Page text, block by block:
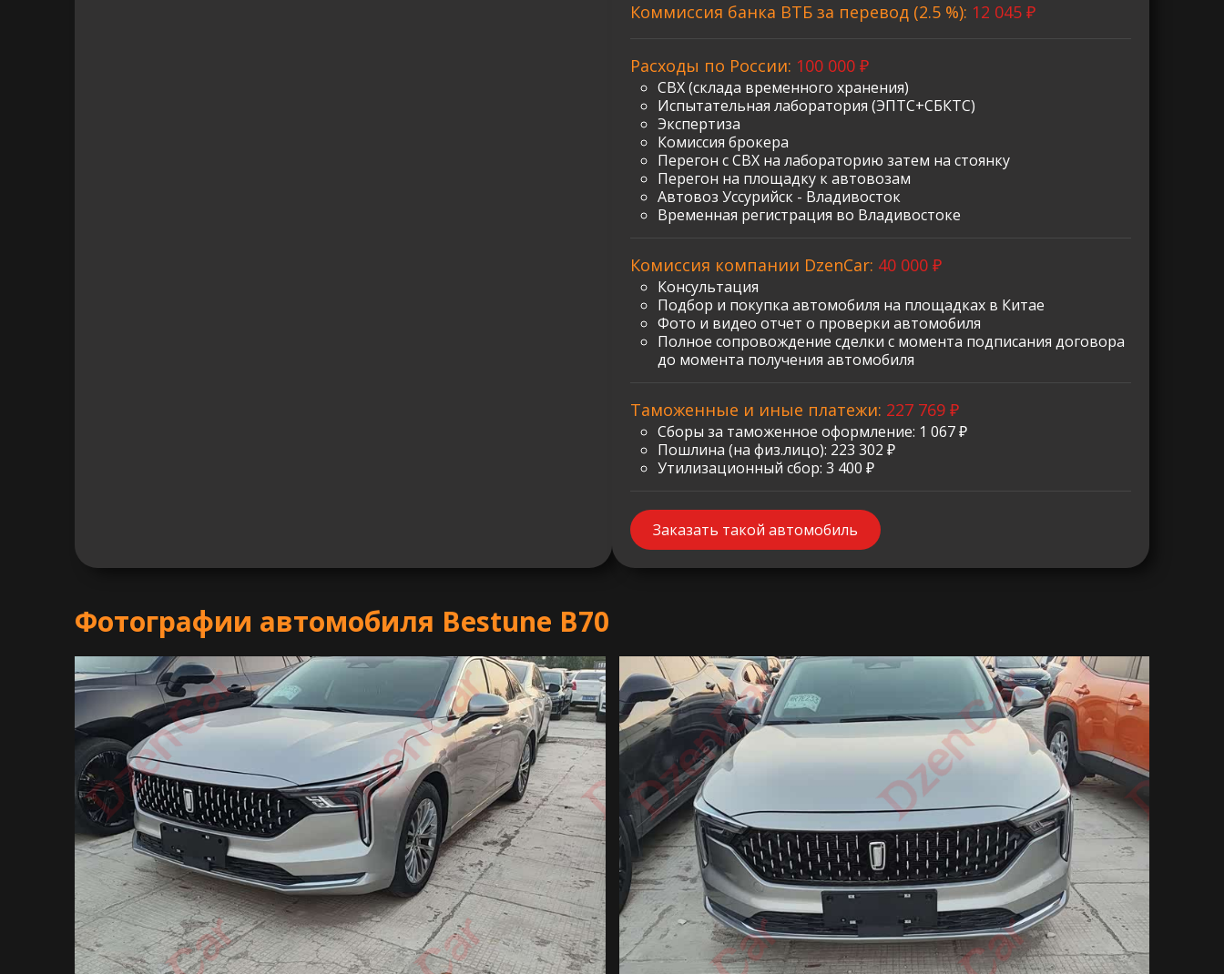
Коммиссия банка ВТБ за перевод (2.5 %): 12 045 ₽
Расходы по России: 100 000 ₽
СВХ (склада временного хранения)
Испытательная лаборатория (ЭПТС+СБКТС)
Экспертиза
Комиссия брокера
Перегон с СВХ на лабораторию затем на стоянку
Перегон на площадку к автовозам
Автовоз Уссурийск - Владивосток
Временная регистрация во Владивостоке
Комиссия компании DzenCar: 40 000 ₽
Консультация
Подбор и покупка автомобиля на площадках в Китае
Фото и видео отчет о проверки автомобиля
Полное сопровождение сделки с момента подписания договора
до момента получения автомобиля
Таможенные и иные платежи: 227 769 ₽
Сборы за таможенное оформление: 1 067 ₽
Пошлина (на физ.лицо): 223 302 ₽
Утилизационный сбор: 3 400 ₽
Заказать такой автомобиль
Фотографии автомобиля Bestune B70